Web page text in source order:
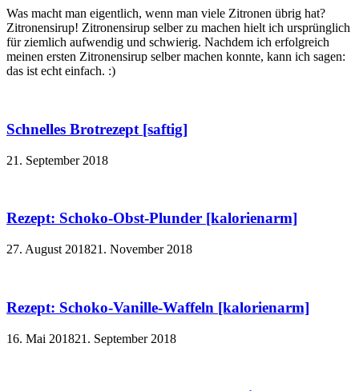
Was macht man eigentlich, wenn man viele Zitronen übrig hat?
Zitronensirup! Zitronensirup selber zu machen hielt ich ursprünglich
für ziemlich aufwendig und schwierig. Nachdem ich erfolgreich
meinen ersten Zitronensirup selber machen konnte, kann ich sagen:
das ist echt einfach. :)
Schnelles Brotrezept [saftig]
21. September 2018
Rezept: Schoko-Obst-Plunder [kalorienarm]
27. August 201821. November 2018
Rezept: Schoko-Vanille-Waffeln [kalorienarm]
16. Mai 201821. September 2018